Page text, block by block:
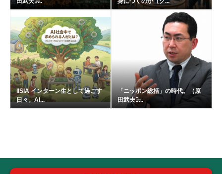
IISIA インターン生として過ごす
日々。AI...
「ニッポン総括」の時代。（原
田武夫の̶...